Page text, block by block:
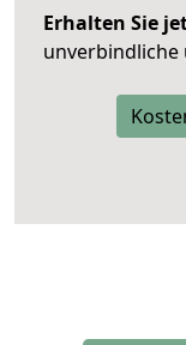
Erhalten Sie
unverbindliche